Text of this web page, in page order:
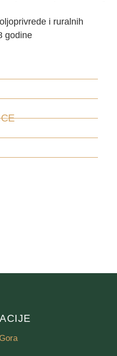
i ruralnih
godine